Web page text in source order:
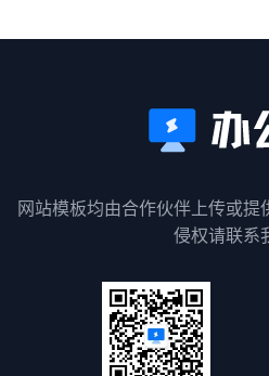
网站模板均由合作伙伴上传或
侵权请联系